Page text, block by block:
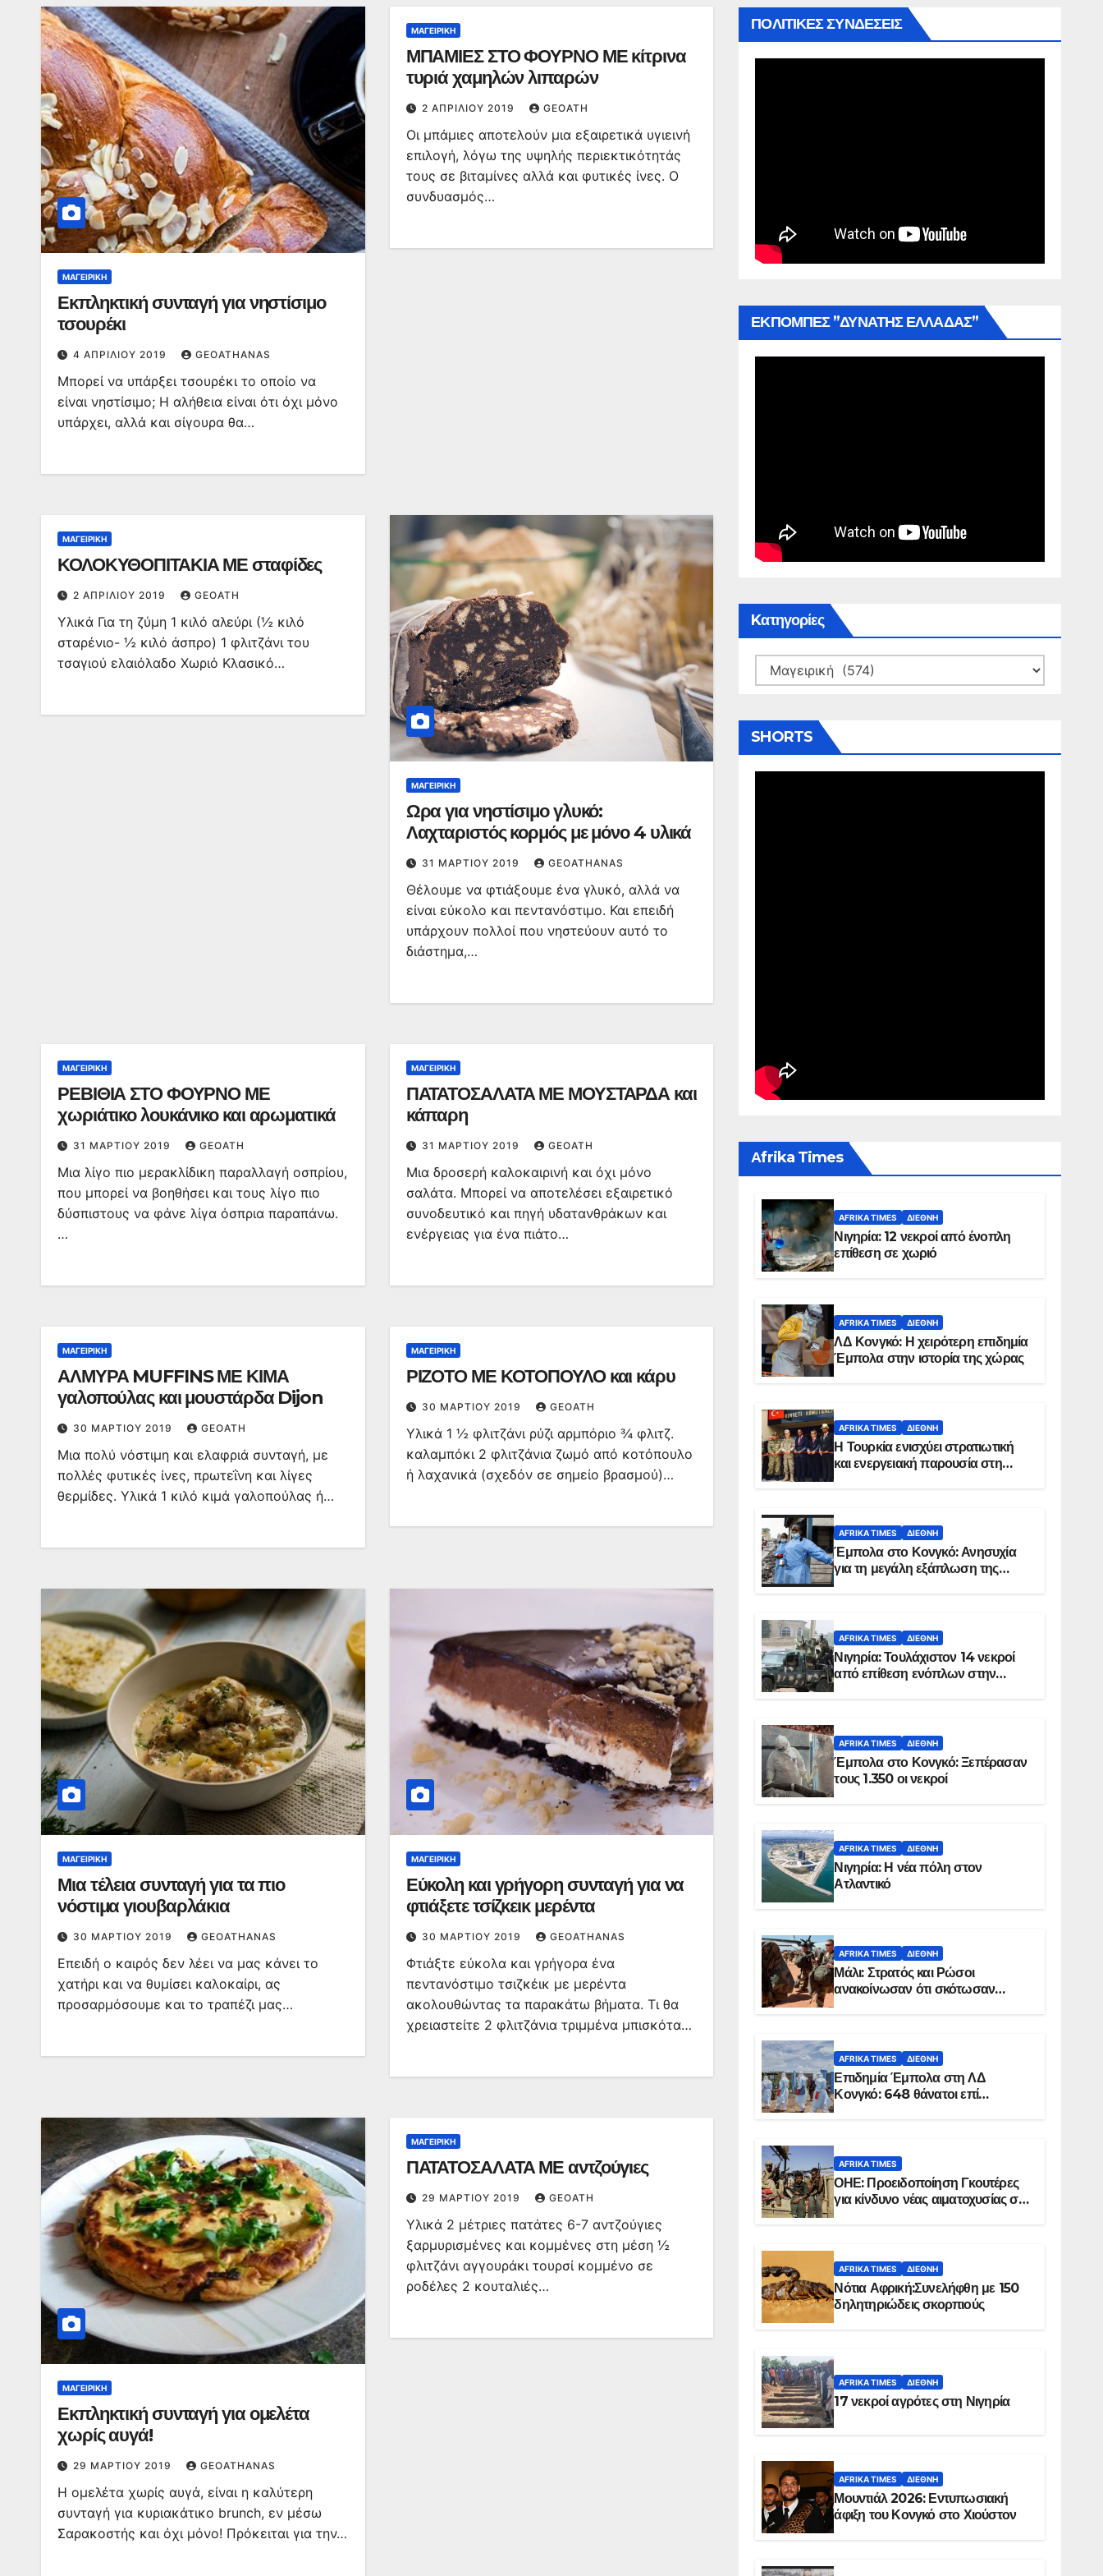
ΜΑΓΕΙΡΙΚΉ
Εκπληκτική συνταγή για νηστίσιμο
τσουρέκι
4 ΑΠΡΙΛΊΟΥ 2019 GEOATHANAS
Μπορεί να υπάρξει τσουρέκι το οποίο να
είναι νηστίσιμο; Η αλήθεια είναι ότι όχι μόνο
υπάρχει, αλλά και σίγουρα θα…
ΜΑΓΕΙΡΙΚΉ
ΜΠΑΜΙΕΣ ΣΤΟ ΦΟΥΡΝΟ ΜΕ κίτρινα
τυριά χαμηλών λιπαρών
2 ΑΠΡΙΛΊΟΥ 2019 GEOATH
Οι μπάμιες αποτελούν μια εξαιρετικά υγιεινή
επιλογή, λόγω της υψηλής περιεκτικότητάς
τους σε βιταμίνες αλλά και φυτικές ίνες. Ο
συνδυασμός…
ΜΑΓΕΙΡΙΚΉ
ΚΟΛΟΚΥΘΟΠΙΤΑΚΙΑ ΜΕ σταφίδες
2 ΑΠΡΙΛΊΟΥ 2019 GEOATH
Υλικά Για τη ζύμη 1 κιλό αλεύρι (½ κιλό
σταρένιο- ½ κιλό άσπρο) 1 φλιτζάνι του
τσαγιού ελαιόλαδο Χωριό Κλασικό…
ΜΑΓΕΙΡΙΚΉ
Ωρα για νηστίσιμο γλυκό:
Λαχταριστός κορμός με μόνο 4 υλικά
31 ΜΑΡΤΊΟΥ 2019 GEOATHANAS
Θέλουμε να φτιάξουμε ένα γλυκό, αλλά να
είναι εύκολο και πεντανόστιμο. Και επειδή
υπάρχουν πολλοί που νηστεύουν αυτό το
διάστημα,…
ΜΑΓΕΙΡΙΚΉ
ΡΕΒΙΘΙΑ ΣΤΟ ΦΟΥΡΝΟ ΜΕ
χωριάτικο λουκάνικο και αρωματικά
31 ΜΑΡΤΊΟΥ 2019 GEOATH
Μια λίγο πιο μερακλίδικη παραλλαγή οσπρίου,
που μπορεί να βοηθήσει και τους λίγο πιο
δύσπιστους να φάνε λίγα όσπρια παραπάνω.
…
ΜΑΓΕΙΡΙΚΉ
ΠΑΤΑΤΟΣΑΛΑΤΑ ΜΕ ΜΟΥΣΤΑΡΔΑ και
κάπαρη
31 ΜΑΡΤΊΟΥ 2019 GEOATH
Μια δροσερή καλοκαιρινή και όχι μόνο
σαλάτα. Μπορεί να αποτελέσει εξαιρετικό
συνοδευτικό και πηγή υδατανθράκων και
ενέργειας για ένα πιάτο…
ΜΑΓΕΙΡΙΚΉ
ΑΛΜΥΡΑ MUFFINS ΜΕ ΚΙΜΑ
γαλοπούλας και μουστάρδα Dijon
30 ΜΑΡΤΊΟΥ 2019 GEOATH
Μια πολύ νόστιμη και ελαφριά συνταγή, με
πολλές φυτικές ίνες, πρωτεΐνη και λίγες
θερμίδες. Υλικά 1 κιλό κιμά γαλοπούλας ή…
ΜΑΓΕΙΡΙΚΉ
ΡΙΖΟΤΟ ΜΕ ΚΟΤΟΠΟΥΛΟ και κάρυ
30 ΜΑΡΤΊΟΥ 2019 GEOATH
Υλικά 1 ½ φλιτζάνι ρύζι αρμπόριο ¾ φλιτζ.
καλαμπόκι 2 φλιτζάνια ζωμό από κοτόπουλο
ή λαχανικά (σχεδόν σε σημείο βρασμού)…
ΜΑΓΕΙΡΙΚΉ
Μια τέλεια συνταγή για τα πιο
νόστιμα γιουβαρλάκια
30 ΜΑΡΤΊΟΥ 2019 GEOATHANAS
Επειδή ο καιρός δεν λέει να μας κάνει το
χατήρι και να θυμίσει καλοκαίρι, ας
προσαρμόσουμε και το τραπέζι μας…
ΜΑΓΕΙΡΙΚΉ
Εύκολη και γρήγορη συνταγή για να
φτιάξετε τσίζκεικ μερέντα
30 ΜΑΡΤΊΟΥ 2019 GEOATHANAS
Φτιάξτε εύκολα και γρήγορα ένα
πεντανόστιμο τσιζκέικ με μερέντα
ακολουθώντας τα παρακάτω βήματα. Τι θα
χρειαστείτε 2 φλιτζάνια τριμμένα μπισκότα…
ΜΑΓΕΙΡΙΚΉ
Εκπληκτική συνταγή για ομελέτα
χωρίς αυγά!
29 ΜΑΡΤΊΟΥ 2019 GEOATHANAS
Η ομελέτα χωρίς αυγά, είναι η καλύτερη
συνταγή για κυριακάτικο brunch, εν μέσω
Σαρακοστής και όχι μόνο! Πρόκειται για την…
ΜΑΓΕΙΡΙΚΉ
ΠΑΤΑΤΟΣΑΛΑΤΑ ΜΕ αντζούγιες
29 ΜΑΡΤΊΟΥ 2019 GEOATH
Υλικά 2 μέτριες πατάτες 6-7 αντζούγιες
ξαρμυρισμένες και κομμένες στη μέση ½
φλιτζάνι αγγουράκι τουρσί κομμένο σε
ροδέλες 2 κουταλιές…
ΠΟΛΙΤΙΚΕΣ ΣΥΝΔΕΣΕΙΣ
ΕΚΠΟΜΠΕΣ ”ΔΥΝΑΤΗΣ ΕΛΛΑΔΑΣ”
Kατηγορίες
Kατηγορίες
SHORTS
Αfrika Times
AFRIKA TIMES ΔΙΕΘΝΉ
Νιγηρία: 12 νεκροί από ένοπλη
επίθεση σε χωριό
AFRIKA TIMES ΔΙΕΘΝΉ
ΛΔ Κονγκό: Η χειρότερη επιδημία
Έμπολα στην ιστορία της χώρας
AFRIKA TIMES ΔΙΕΘΝΉ
Η Τουρκία ενισχύει στρατιωτική
και ενεργειακή παρουσία στη
AFRIKA TIMES ΔΙΕΘΝΉ
Έμπολα στο Κονγκό: Ανησυχία
για τη μεγάλη εξάπλωση της
AFRIKA TIMES ΔΙΕΘΝΉ
Νιγηρία: Τουλάχιστον 14 νεκροί
από επίθεση ενόπλων στην
AFRIKA TIMES ΔΙΕΘΝΉ
Έμπολα στο Κονγκό: Ξεπέρασαν
τους 1.350 οι νεκροί
AFRIKA TIMES ΔΙΕΘΝΉ
Νιγηρία: Η νέα πόλη στον
Ατλαντικό
AFRIKA TIMES ΔΙΕΘΝΉ
Μάλι: Στρατός και Ρώσοι
ανακοίνωσαν ότι σκότωσαν
AFRIKA TIMES ΔΙΕΘΝΉ
Επιδημία Έμπολα στη ΛΔ
Κονγκό: 648 θάνατοι επί
AFRIKA TIMES
ΟΗΕ: Προειδοποίηση Γκουτέρες
για κίνδυνο νέας αιματοχυσίας στο
AFRIKA TIMES ΔΙΕΘΝΉ
Νότια Αφρική:Συνελήφθη με 150
δηλητηριώδεις σκορπιούς
AFRIKA TIMES ΔΙΕΘΝΉ
17 νεκροί αγρότες στη Νιγηρία
AFRIKA TIMES ΔΙΕΘΝΉ
Μουντιάλ 2026: Εντυπωσιακή
άφιξη του Κονγκό στο Χιούστον